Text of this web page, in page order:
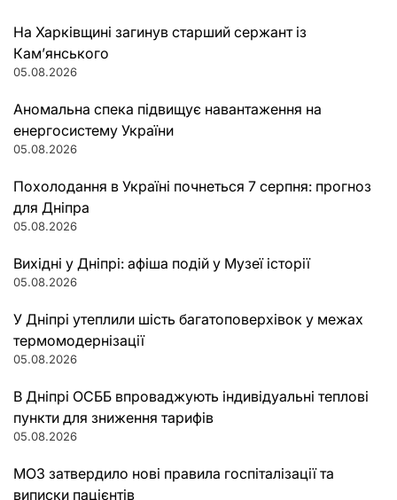
На Харківщині загинув старший сержант із
Кам’янського
05.08.2026
Аномальна спека підвищує навантаження на
енергосистему України
05.08.2026
Похолодання в Україні почнеться 7 серпня: прогноз
для Дніпра
05.08.2026
Вихідні у Дніпрі: афіша подій у Музеї історії
05.08.2026
У Дніпрі утеплили шість багатоповерхівок у межах
термомодернізації
05.08.2026
В Дніпрі ОСББ впроваджують індивідуальні теплові
пункти для зниження тарифів
05.08.2026
МОЗ затвердило нові правила госпіталізації та
виписки пацієнтів